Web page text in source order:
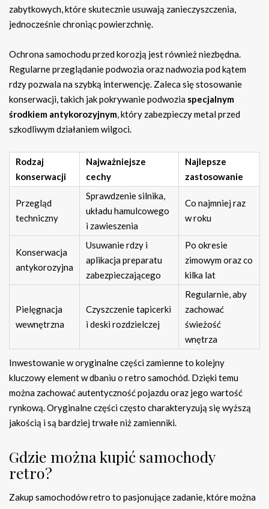
zabytkowych, które skutecznie usuwają zanieczyszczenia,
jednocześnie chroniąc powierzchnię.
Ochrona samochodu przed korozją jest również niezbędna.
Regularne przeglądanie podwozia oraz nadwozia pod kątem
rdzy pozwala na szybką interwencję. Zaleca się stosowanie
konserwacji, takich jak pokrywanie podwozia specjalnym
środkiem antykorozyjnym, który zabezpieczy metal przed
szkodliwym działaniem wilgoci.
Rodzaj
konserwacji
Najważniejsze
cechy
Najlepsze
zastosowanie
Przegląd
techniczny
Sprawdzenie silnika,
układu hamulcowego
i zawieszenia
Co najmniej raz
w roku
Konserwacja
antykorozyjna
Usuwanie rdzy i
aplikacja preparatu
zabezpieczającego
Po okresie
zimowym oraz co
kilka lat
Pielęgnacja
wewnętrzna
Czyszczenie tapicerki
i deski rozdzielczej
Regularnie, aby
zachować
świeżość
wnętrza
Inwestowanie w oryginalne części zamienne to kolejny
kluczowy element w dbaniu o retro samochód. Dzięki temu
można zachować autentyczność pojazdu oraz jego wartość
rynkową. Oryginalne części często charakteryzują się wyższą
jakością i są bardziej trwałe niż zamienniki.
Gdzie można kupić samochody
retro?
Zakup samochodów retro to pasjonujące zadanie, które można